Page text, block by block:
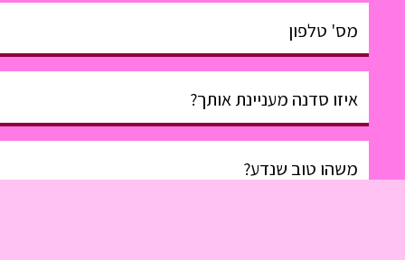
מס' טלפון
איזו סדנה מעניינת אותך?
משהו טוב שנדע?